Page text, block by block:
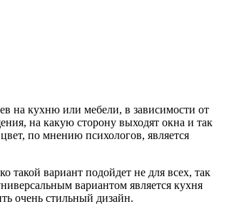
на кухню или мебели, в зависимости от
на какую сторону выходят окна и так
по мнению психологов, является
вариант подойдет не для всех, так
вариантом является кухня
очень стильный дизайн.